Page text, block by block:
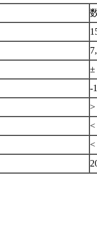
±
-
>
<
<